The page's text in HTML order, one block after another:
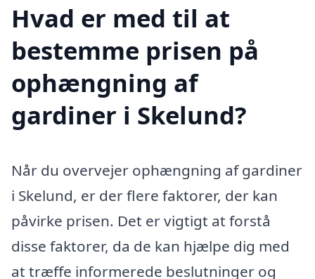
Hvad er med til at
bestemme prisen på
ophængning af
gardiner i Skelund?
Når du overvejer ophængning af gardiner
i Skelund, er der flere faktorer, der kan
påvirke prisen. Det er vigtigt at forstå
disse faktorer, da de kan hjælpe dig med
at træffe informerede beslutninger og